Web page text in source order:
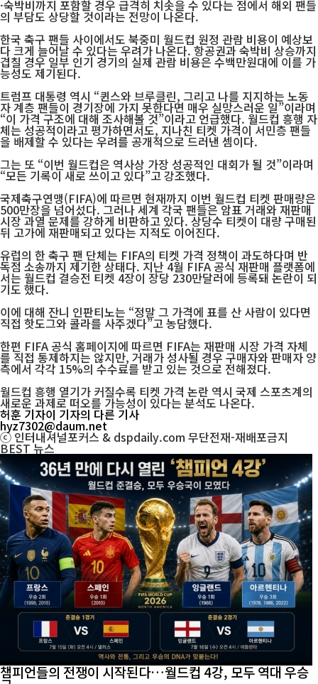
·숙박비까지 포함할 경우 급격히 치솟을 수 있다는 점에서 해외 팬들
의 부담도 상당할 것이라는 전망이 나온다.
한국 축구 팬들 사이에서도 북중미 월드컵 원정 관람 비용이 예상보
다 크게 늘어날 수 있다는 우려가 나온다. 항공권과 숙박비 상승까지
겹칠 경우 일부 인기 경기의 실제 관람 비용은 수백만원대에 이를 가
능성도 제기된다.
트럼프 대통령 역시 “퀸스와 브루클린, 그리고 나를 지지하는 노동
자 계층 팬들이 경기장에 가지 못한다면 매우 실망스러운 일”이라며
“이 가격 구조에 대해 조사해볼 것”이라고 언급했다. 월드컵 흥행 자
체는 성공적이라고 평가하면서도, 지나친 티켓 가격이 서민층 팬들
을 배제할 수 있다는 우려를 공개적으로 드러낸 셈이다.
그는 또 “이번 월드컵은 역사상 가장 성공적인 대회가 될 것”이라며
“모든 기록이 새로 쓰이고 있다”고 강조했다.
국제축구연맹(FIFA)에 따르면 현재까지 이번 월드컵 티켓 판매량은
500만장을 넘어섰다. 그러나 세계 각국 팬들은 암표 거래와 재판매
시장 과열 문제를 강하게 비판하고 있다. 상당수 티켓이 대량 구매된
뒤 고가에 재판매되고 있다는 지적도 이어진다.
유럽의 한 축구 팬 단체는 FIFA의 티켓 가격 정책이 과도하다며 반
독점 소송까지 제기한 상태다. 지난 4월 FIFA 공식 재판매 플랫폼에
서는 월드컵 결승전 티켓 4장이 장당 230만달러에 등록돼 논란이 되
기도 했다.
이에 대해 잔니 인판티노는 “정말 그 가격에 표를 산 사람이 있다면
직접 핫도그와 콜라를 사주겠다”고 농담했다.
한편 FIFA 공식 홈페이지에 따르면 FIFA는 재판매 시장 가격 자체
를 직접 통제하지는 않지만, 거래가 성사될 경우 구매자와 판매자 양
측에서 각각 15%의 수수료를 받고 있는 것으로 전해졌다.
월드컵 흥행 열기가 커질수록 티켓 가격 논란 역시 국제 스포츠계의
새로운 과제로 떠오를 가능성이 있다는 분석도 나온다.
허훈 기자이 기자의 다른 기사
hyz7302@daum.net
ⓒ 인터내셔널포커스 & dspdaily.com 무단전재-재배포금지
BEST뉴스
챔피언들의 전쟁이 시작된다…월드컵 4강, 모두 역대 우승